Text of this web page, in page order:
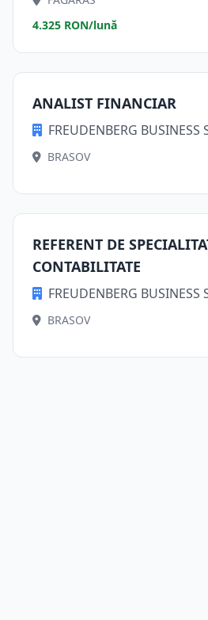
4.325 RON/lună
ANALIST FINANCIAR
FREUDENBERG BUSINESS
BRASOV
REFERENT DE
CONTABILITATE
FREUDENBERG BUSINESS
BRASOV